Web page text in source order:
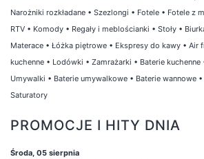
Narożniki rozkładane • Szezlongi • Fotele • Fotele z
RTV • Komody • Regały i meblościanki • Stoły •
Materace • Łóżka piętrowe • Ekspresy do kawy • Air
kuchenne • Lodówki • Zamrażarki • Baterie kuchenne
Umywalki • Baterie umywalkowe • Baterie wannowe •
Saturatory
PROMOCJE I HITY DNIA
Środa, 05 sierpnia